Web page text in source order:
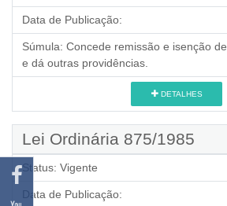
Data de Publicação:
Súmula: Concede remissão e isenção
e dá outras providências.
DETALHES
Lei Ordinária 875/1985
Status: Vigente
Data de Publicação: